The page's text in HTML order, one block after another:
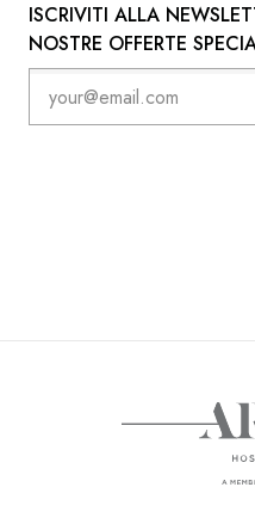
ISCRIVITI ALLA
NOSTRE OFFERTE